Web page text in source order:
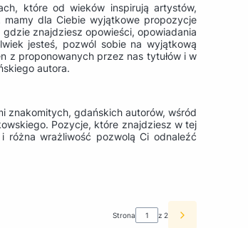
które od wieków inspirują artystów,
dla Ciebie wyjątkowe propozycje
znajdziesz opowieści, opowiadania
jesteś, pozwól sobie na wyjątkową
z proponowanych przez nas tytułów i w
autora.
znakomitych, gdańskich autorów, wśród
Pozycje, które znajdziesz w tej
różna wrażliwość pozwolą Ci odnaleźć
Strona z 2 Następne